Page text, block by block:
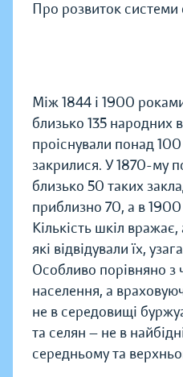
Про розвиток системи
Між 1844 і 1900
близько 135 народних
проіснували понад
закрилися. У 1870-му
близько 50 таких
приблизно 70, а в 1900
Кількість шкіл
які відвідували їх,
Особливо порівняно з
населення, а
не в середовищі
та селян — не в
середньому та